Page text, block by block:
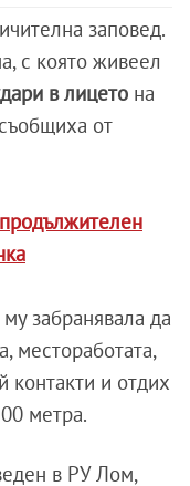
заповед.
с която живеел
в лицето на
от
забранявала да
местоработата,
контакти и отдих
метра.
в РУ Лом,